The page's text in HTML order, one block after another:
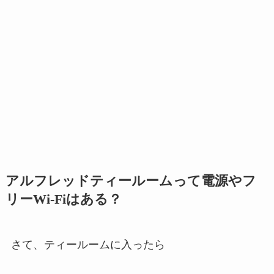
アルフレッドティールームって電源やフ
リーWi-Fiはある？
さて、ティールームに入ったら